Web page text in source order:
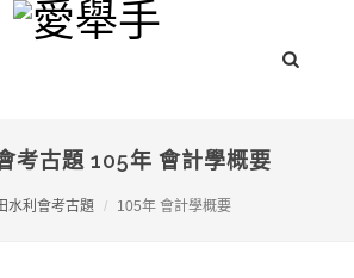
考古題 105年 會計學概要
水利會考古題 105年 會計學概要